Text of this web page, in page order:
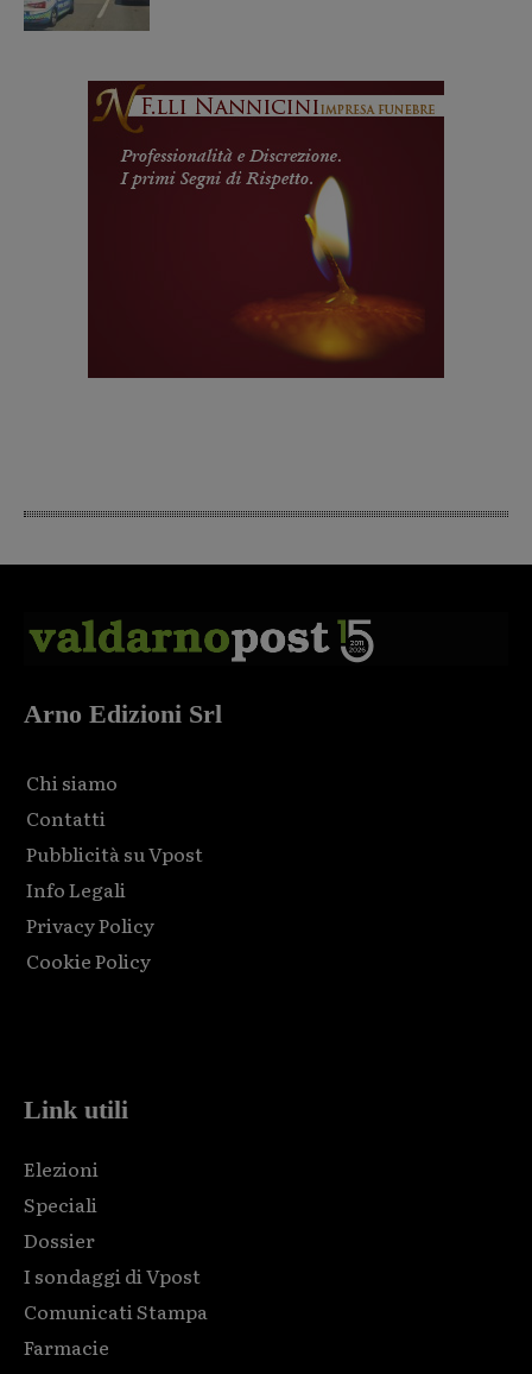
Arno Edizioni Srl
Chi siamo
Contatti
Pubblicità su Vpost
Info Legali
Privacy Policy
Cookie Policy
Link utili
Elezioni
Speciali
Dossier
I sondaggi di Vpost
Comunicati Stampa
Farmacie